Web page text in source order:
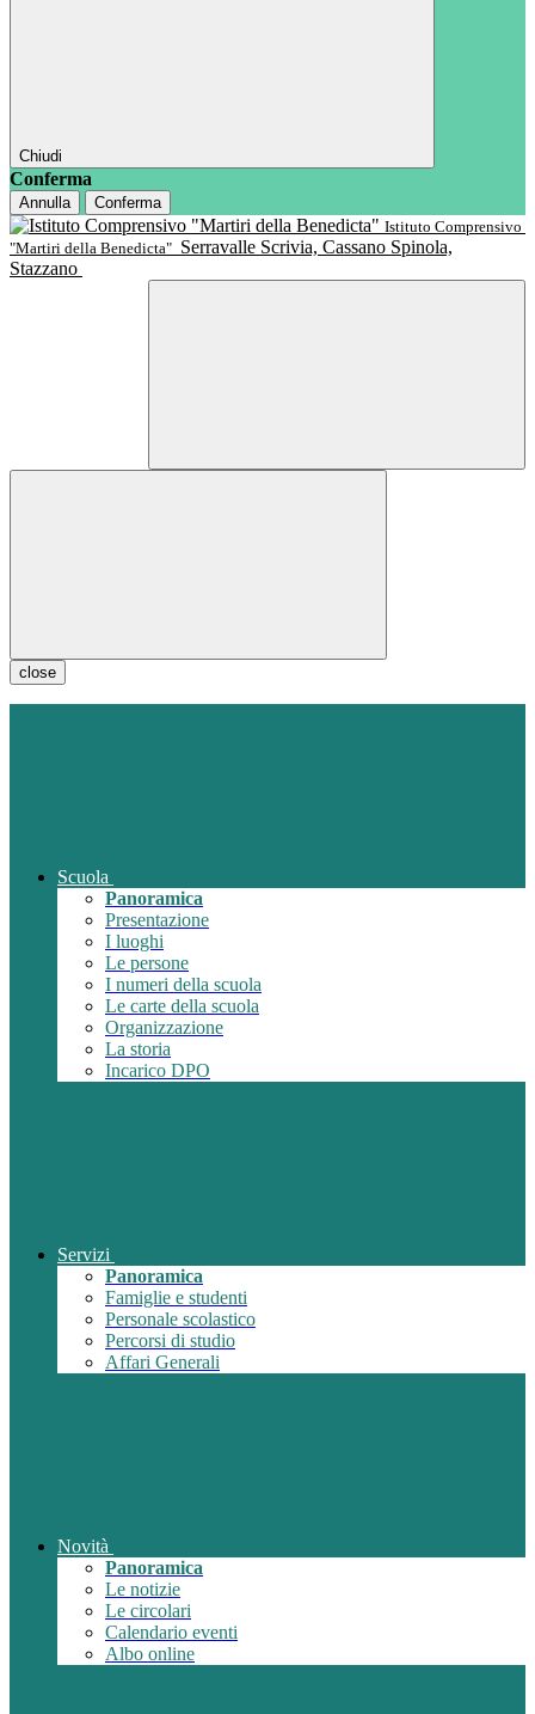
Chiudi
Conferma
Annulla
Conferma
Istituto Comprensivo
"Martiri della Benedicta" Serravalle Scrivia, Cassano Spinola,
Stazzano
close
Scuola
Panoramica
Presentazione
I luoghi
Le persone
I numeri della scuola
Le carte della scuola
Organizzazione
La storia
Incarico DPO
Servizi
Panoramica
Famiglie e studenti
Personale scolastico
Percorsi di studio
Affari Generali
Novità
Panoramica
Le notizie
Le circolari
Calendario eventi
Albo online